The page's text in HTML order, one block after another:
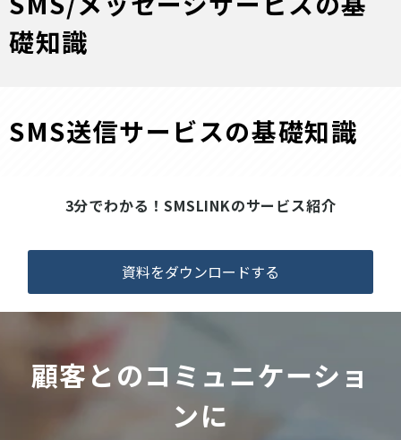
礎知識
SMS送信サービスの基礎知識
3分でわかる！SMSLINKのサービス紹介
資料をダウンロードする
顧客とのコミュニケーショ
ンに